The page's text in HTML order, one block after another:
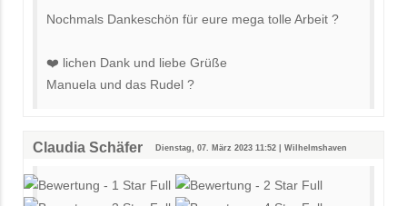
Nochmals Dankeschön für eure mega tolle Arbeit ?
❤️ lichen Dank und liebe Grüße
Manuela und das Rudel ?
Claudia Schäfer Dienstag, 07. März 2023 11:52 | Wilhelmshaven